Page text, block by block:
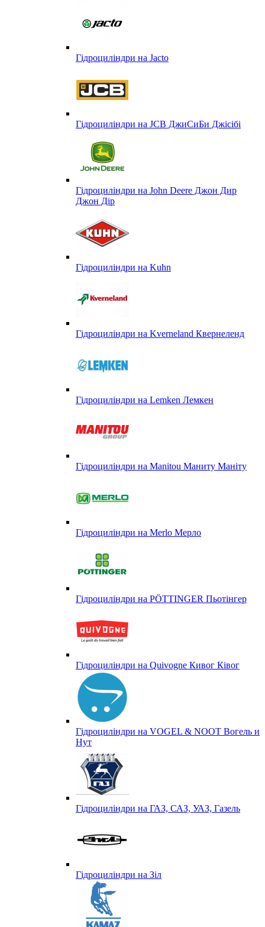
Гідроциліндри на Jacto
Гідроциліндри на JCB ДжиСиБи Джісібі
Гідроциліндри на John Deere Джон Дир
Джон Дір
Гідроциліндри на Kuhn
Гідроциліндри на Kverneland Квернеленд
Гідроциліндри на Lemken Лемкен
Гідроциліндри на Manitou Маниту Маніту
Гідроциліндри на Merlo Мерло
Гідроциліндри на PÖTTINGER Пьотінгер
Гідроциліндри на Quivogne Кивог Ківог
Гідроциліндри на VOGEL & NOOT Вогель и
Нут
Гідроциліндри на ГАЗ, САЗ, УАЗ, Газель
Гідроциліндри на Зіл